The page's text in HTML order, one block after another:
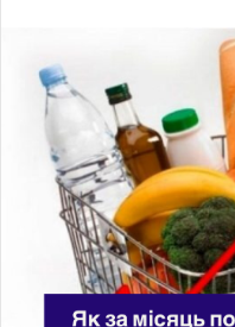
a
n
e
m
a
i
l